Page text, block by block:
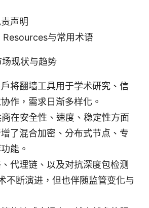
声明
Resources与常用术语
现状与趋势
将翻墙工具用于学术研究、信
作，需求日渐多样化。
在安全性、速度、稳定性方面
了混合加密、分布式节点、专
能。
代理链、以及对抗深度包检测
不断演进，但也伴随监管变化与